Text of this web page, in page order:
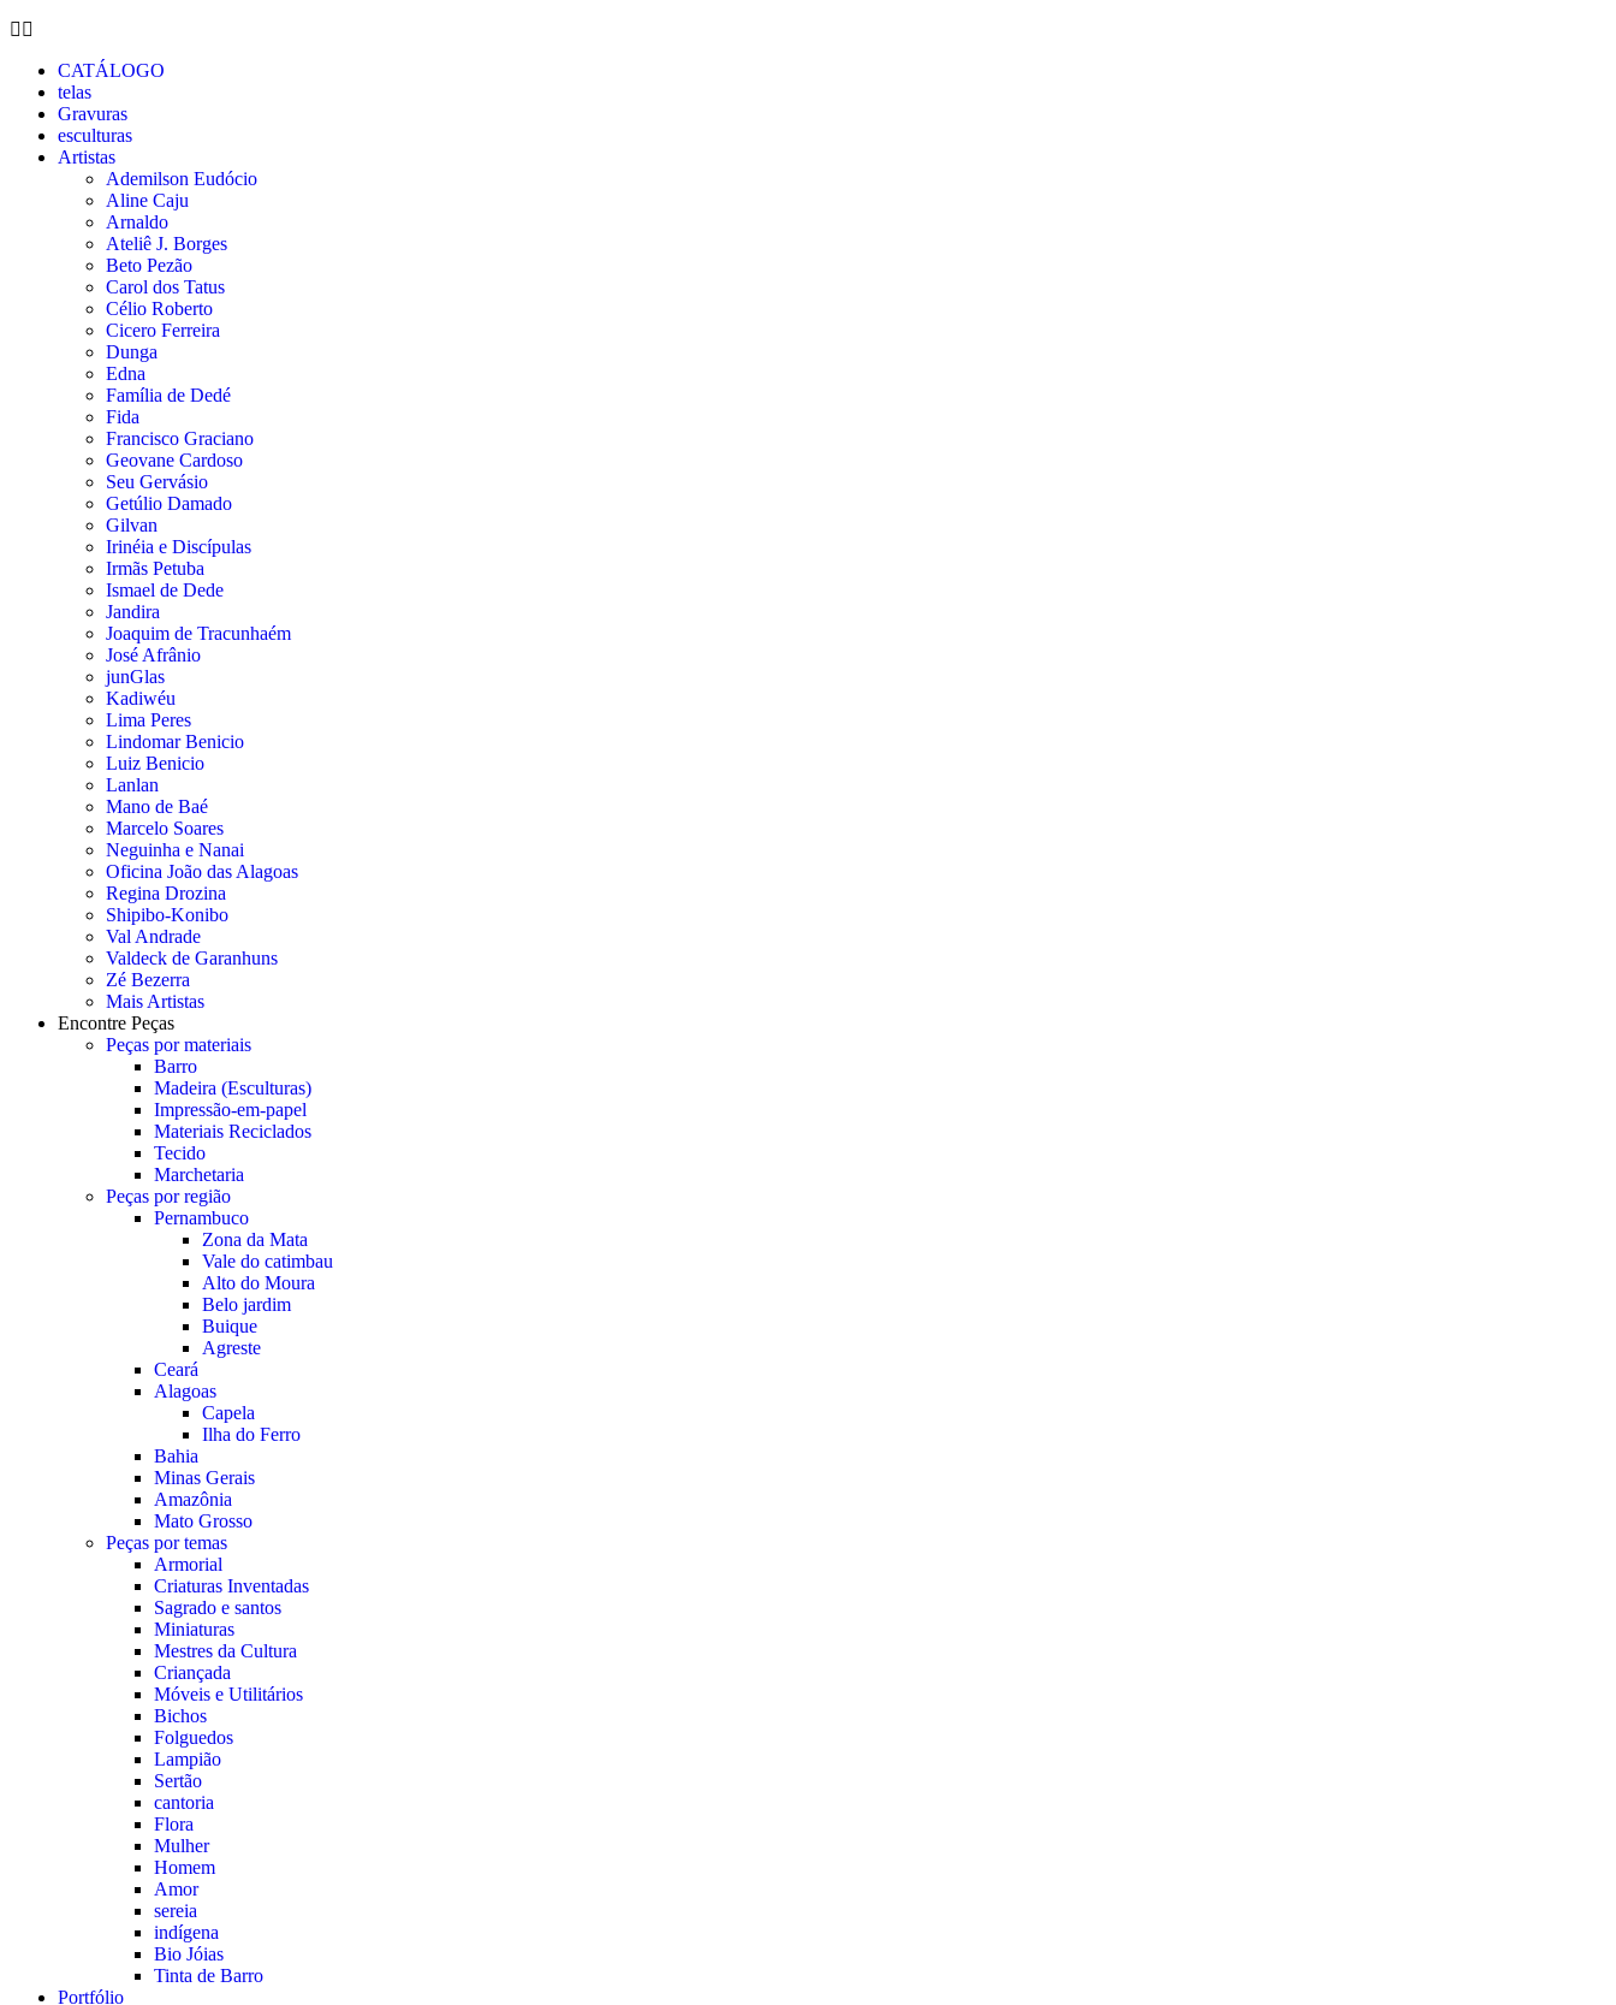
CATÁLOGO
telas
Gravuras
esculturas
Artistas
Ademilson Eudócio
Aline Caju
Arnaldo
Ateliê J. Borges
Beto Pezão
Carol dos Tatus
Célio Roberto
Cicero Ferreira
Dunga
Edna
Família de Dedé
Fida
Francisco Graciano
Geovane Cardoso
Seu Gervásio
Getúlio Damado
Gilvan
Irinéia e Discípulas
Irmãs Petuba
Ismael de Dede
Jandira
Joaquim de Tracunhaém
José Afrânio
junGlas
Kadiwéu
Lima Peres
Lindomar Benicio
Luiz Benicio
Lanlan
Mano de Baé
Marcelo Soares
Neguinha e Nanai
Oficina João das Alagoas
Regina Drozina
Shipibo-Konibo
Val Andrade
Valdeck de Garanhuns
Zé Bezerra
Mais Artistas
Encontre Peças
Peças por materiais
Barro
Madeira (Esculturas)
Impressão-em-papel
Materiais Reciclados
Tecido
Marchetaria
Peças por região
Pernambuco
Zona da Mata
Vale do catimbau
Alto do Moura
Belo jardim
Buique
Agreste
Ceará
Alagoas
Capela
Ilha do Ferro
Bahia
Minas Gerais
Amazônia
Mato Grosso
Peças por temas
Armorial
Criaturas Inventadas
Sagrado e santos
Miniaturas
Mestres da Cultura
Criançada
Móveis e Utilitários
Bichos
Folguedos
Lampião
Sertão
cantoria
Flora
Mulher
Homem
Amor
sereia
indígena
Bio Jóias
Tinta de Barro
Portfólio